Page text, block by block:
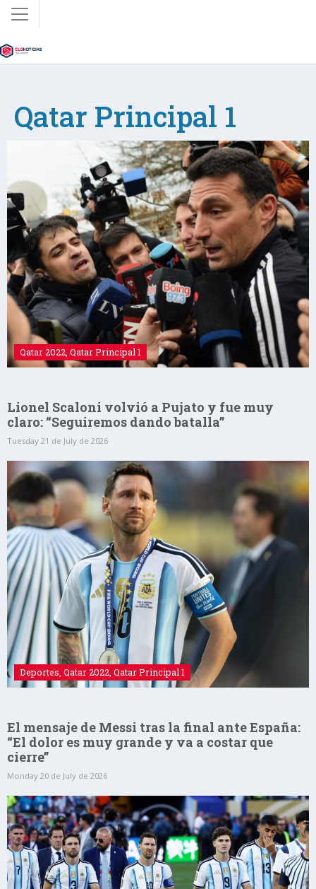
Qatar Principal 1
Qatar 2022 Qatar Principal 1
Lionel Scaloni volvió a Pujato y fue muy
claro: “Seguiremos dando batalla”
Tuesday 21 de July de 2026
Deportes Qatar 2022 Qatar Principal 1
El mensaje de Messi tras la final ante España:
“El dolor es muy grande y va a costar que
cierre”
Monday 20 de July de 2026